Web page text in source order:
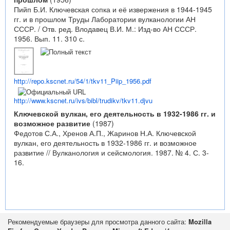
Пийп Б.И. Ключевская сопка и её извержения в 1944-1945
гг. и в прошлом Труды Лаборатории вулканологии АН
СССР. / Отв. ред. Влодавец В.И. М.: Изд-во АН СССР.
1956. Вып. 11. 310 с.
http://repo.kscnet.ru/54/1/tkv11_Piip_1956.pdf
http://www.kscnet.ru/ivs/bibl/trudikv/tkv11.djvu
Ключевской вулкан, его деятельность в 1932-1986 гг. и
возможное развитие (1987)
Федотов С.А., Хренов А.П., Жаринов Н.А. Ключевской
вулкан, его деятельность в 1932-1986 гг. и возможное
развитие // Вулканология и сейсмология. 1987. № 4. С. 3-
16.
Рекомендуемые браузеры для просмотра данного сайта: Mozilla